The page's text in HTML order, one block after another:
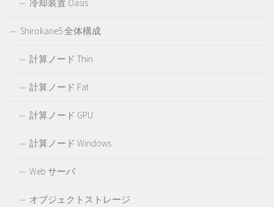
冷却装置 Oasis
Shirokane5 全体構成
計算ノード Thin
計算ノード Fat
計算ノード GPU
計算ノード Windows
Web サーバ
オブジェクトストレージ